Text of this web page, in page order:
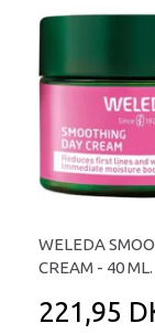
WELEDA
CREAM - 40 ML.
221,95